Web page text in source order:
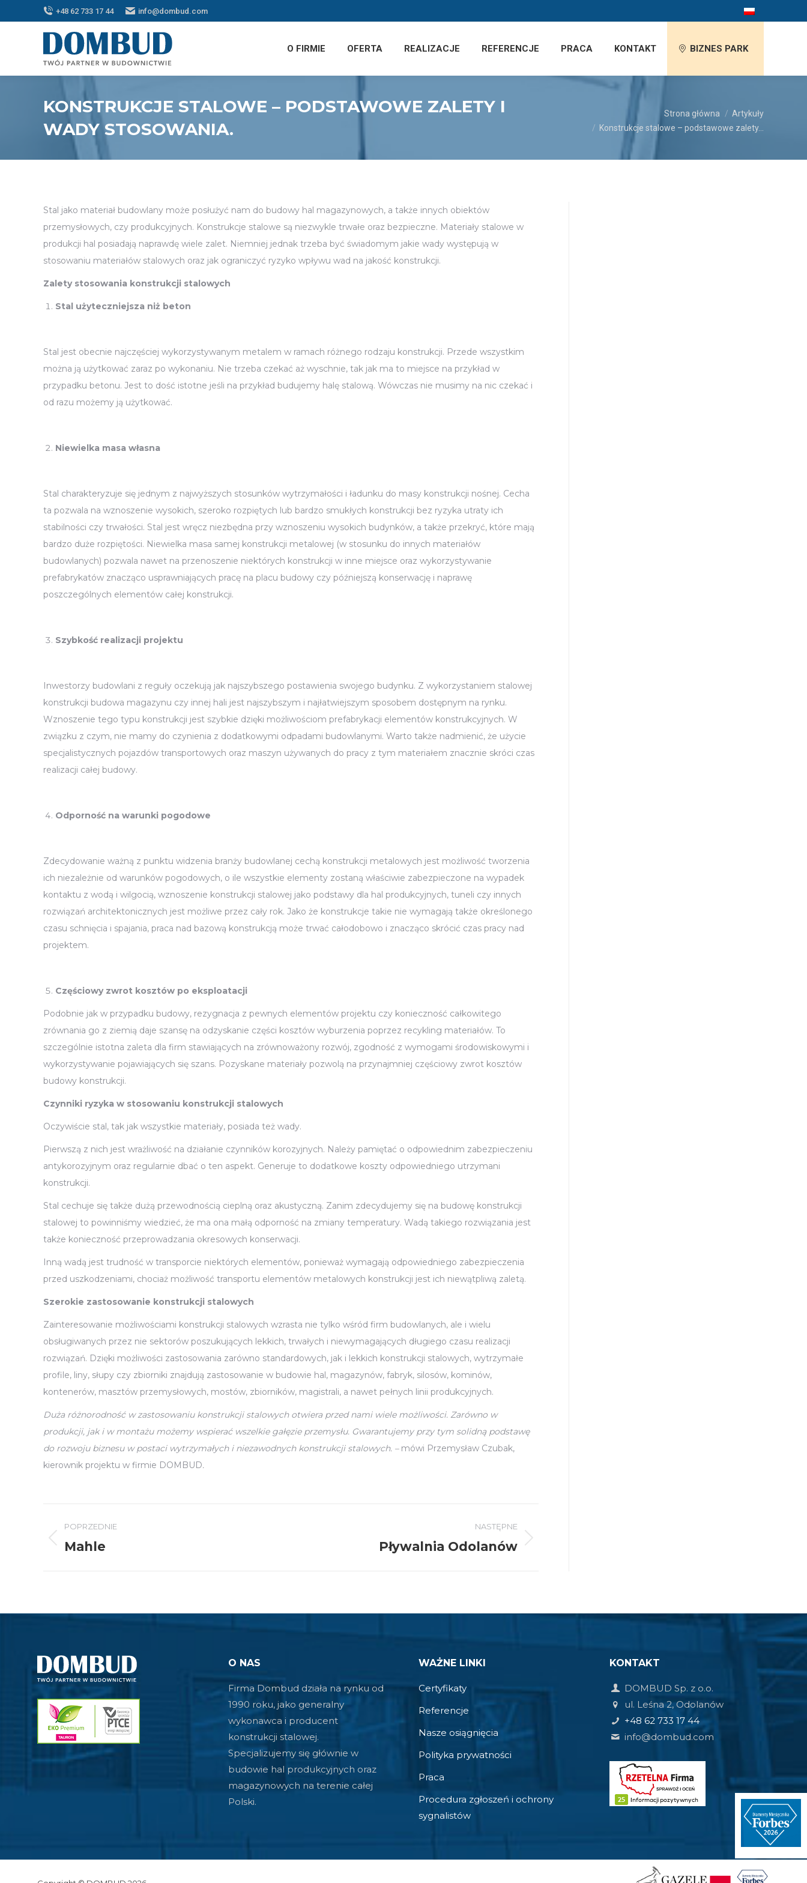
+48 62 733 17 44 info@dombud.com
O FIRMIE OFERTA REALIZACJE REFERENCJE PRACA KONTAKT BIZNES PARK
KONSTRUKCJE STALOWE – PODSTAWOWE ZALETY I
WADY STOSOWANIA.
Strona główna
Artykuły
Konstrukcje stalowe – podstawowe zalety…
Stal jako materiał budowlany może posłużyć nam do budowy hal magazynowych, a także innych obiektów
przemysłowych, czy produkcyjnych. Konstrukcje stalowe są niezwykle trwałe oraz bezpieczne. Materiały stalowe w
produkcji hal posiadają naprawdę wiele zalet. Niemniej jednak trzeba być świadomym jakie wady występują w
stosowaniu materiałów stalowych oraz jak ograniczyć ryzyko wpływu wad na jakość konstrukcji.
Zalety stosowania konstrukcji stalowych
Stal użyteczniejsza niż beton
Stal jest obecnie najczęściej wykorzystywanym metalem w ramach różnego rodzaju konstrukcji. Przede wszystkim
można ją użytkować zaraz po wykonaniu. Nie trzeba czekać aż wyschnie, tak jak ma to miejsce na przykład w
przypadku betonu. Jest to dość istotne jeśli na przykład budujemy halę stalową. Wówczas nie musimy na nic czekać i
od razu możemy ją użytkować.
Niewielka masa własna
Stal charakteryzuje się jednym z najwyższych stosunków wytrzymałości i ładunku do masy konstrukcji nośnej. Cecha
ta pozwala na wznoszenie wysokich, szeroko rozpiętych lub bardzo smukłych konstrukcji bez ryzyka utraty ich
stabilności czy trwałości. Stal jest wręcz niezbędna przy wznoszeniu wysokich budynków, a także przekryć, które mają
bardzo duże rozpiętości. Niewielka masa samej konstrukcji metalowej (w stosunku do innych materiałów
budowlanych) pozwala nawet na przenoszenie niektórych konstrukcji w inne miejsce oraz wykorzystywanie
prefabrykatów znacząco usprawniających pracę na placu budowy czy późniejszą konserwację i naprawę
poszczególnych elementów całej konstrukcji.
Szybkość realizacji projektu
Inwestorzy budowlani z reguły oczekują jak najszybszego postawienia swojego budynku. Z wykorzystaniem stalowej
konstrukcji budowa magazynu czy innej hali jest najszybszym i najłatwiejszym sposobem dostępnym na rynku.
Wznoszenie tego typu konstrukcji jest szybkie dzięki możliwościom prefabrykacji elementów konstrukcyjnych. W
związku z czym, nie mamy do czynienia z dodatkowymi odpadami budowlanymi. Warto także nadmienić, że użycie
specjalistycznych pojazdów transportowych oraz maszyn używanych do pracy z tym materiałem znacznie skróci czas
realizacji całej budowy.
Odporność na warunki pogodowe
Zdecydowanie ważną z punktu widzenia branży budowlanej cechą konstrukcji metalowych jest możliwość tworzenia
ich niezależnie od warunków pogodowych, o ile wszystkie elementy zostaną właściwie zabezpieczone na wypadek
kontaktu z wodą i wilgocią, wznoszenie konstrukcji stalowej jako podstawy dla hal produkcyjnych, tuneli czy innych
rozwiązań architektonicznych jest możliwe przez cały rok. Jako że konstrukcje takie nie wymagają także określonego
czasu schnięcia i spajania, praca nad bazową konstrukcją może trwać całodobowo i znacząco skrócić czas pracy nad
projektem.
Częściowy zwrot kosztów po eksploatacji
Podobnie jak w przypadku budowy, rezygnacja z pewnych elementów projektu czy konieczność całkowitego
zrównania go z ziemią daje szansę na odzyskanie części kosztów wyburzenia poprzez recykling materiałów. To
szczególnie istotna zaleta dla firm stawiających na zrównoważony rozwój, zgodność z wymogami środowiskowymi i
wykorzystywanie pojawiających się szans. Pozyskane materiały pozwolą na przynajmniej częściowy zwrot kosztów
budowy konstrukcji.
Czynniki ryzyka w stosowaniu konstrukcji stalowych
Oczywiście stal, tak jak wszystkie materiały, posiada też wady.
Pierwszą z nich jest wrażliwość na działanie czynników korozyjnych. Należy pamiętać o odpowiednim zabezpieczeniu
antykorozyjnym oraz regularnie dbać o ten aspekt. Generuje to dodatkowe koszty odpowiedniego utrzymani
konstrukcji.
Stal cechuje się także dużą przewodnością cieplną oraz akustyczną. Zanim zdecydujemy się na budowę konstrukcji
stalowej to powinniśmy wiedzieć, że ma ona małą odporność na zmiany temperatury. Wadą takiego rozwiązania jest
także konieczność przeprowadzania okresowych konserwacji.
Inną wadą jest trudność w transporcie niektórych elementów, ponieważ wymagają odpowiedniego zabezpieczenia
przed uszkodzeniami, chociaż możliwość transportu elementów metalowych konstrukcji jest ich niewątpliwą zaletą.
Szerokie zastosowanie konstrukcji stalowych
Zainteresowanie możliwościami konstrukcji stalowych wzrasta nie tylko wśród firm budowlanych, ale i wielu
obsługiwanych przez nie sektorów poszukujących lekkich, trwałych i niewymagających długiego czasu realizacji
rozwiązań. Dzięki możliwości zastosowania zarówno standardowych, jak i lekkich konstrukcji stalowych, wytrzymałe
profile, liny, słupy czy zbiorniki znajdują zastosowanie w budowie hal, magazynów, fabryk, silosów, kominów,
kontenerów, masztów przemysłowych, mostów, zbiorników, magistrali, a nawet pełnych linii produkcyjnych.
Duża różnorodność w zastosowaniu konstrukcji stalowych otwiera przed nami wiele możliwości. Zarówno w
produkcji, jak i w montażu możemy wspierać wszelkie gałęzie przemysłu. Gwarantujemy przy tym solidną podstawę
do rozwoju biznesu w postaci wytrzymałych i niezawodnych konstrukcji stalowych. – mówi Przemysław Czubak,
kierownik projektu w firmie DOMBUD.
wpisów
POPRZEDNIE
Poprzedni
Mahle
NASTĘPNE
Pływalnia Odolanów
O NAS
Firma Dombud działa na rynku od
1990 roku, jako generalny
wykonawca i producent
konstrukcji stalowej.
Specjalizujemy się głównie w
budowie hal produkcyjnych oraz
magazynowych na terenie całej
Polski.
WAŻNE LINKI
Certyfikaty
Referencje
Nasze osiągnięcia
Polityka prywatności
Praca
Procedura zgłoszeń i ochrony
sygnalistów
KONTAKT
DOMBUD Sp. z o.o.
ul. Leśna 2, Odolanów
+48 62 733 17 44
info@dombud.com